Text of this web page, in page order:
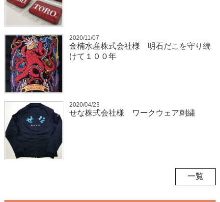
2020/11/07
金楠水産株式会社様 明石だこを守り続
けて１００年
2020/04/23
せな株式会社様 ワークウェア刺繍
一覧